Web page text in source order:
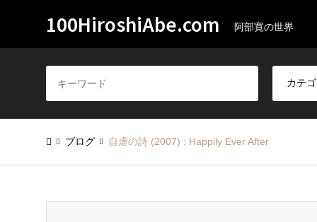
100HiroshiAbe.com 阿部寛の世界
ブログ 自虐の詩 (2007) : Happily Ever After